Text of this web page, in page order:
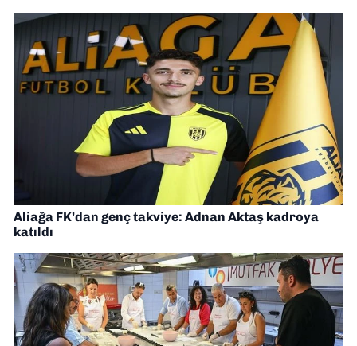
Aliağa FK’dan genç takviye: Adnan Aktaş kadroya
katıldı